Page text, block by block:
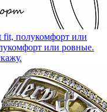
fit, полукомфорт или
или ровные.